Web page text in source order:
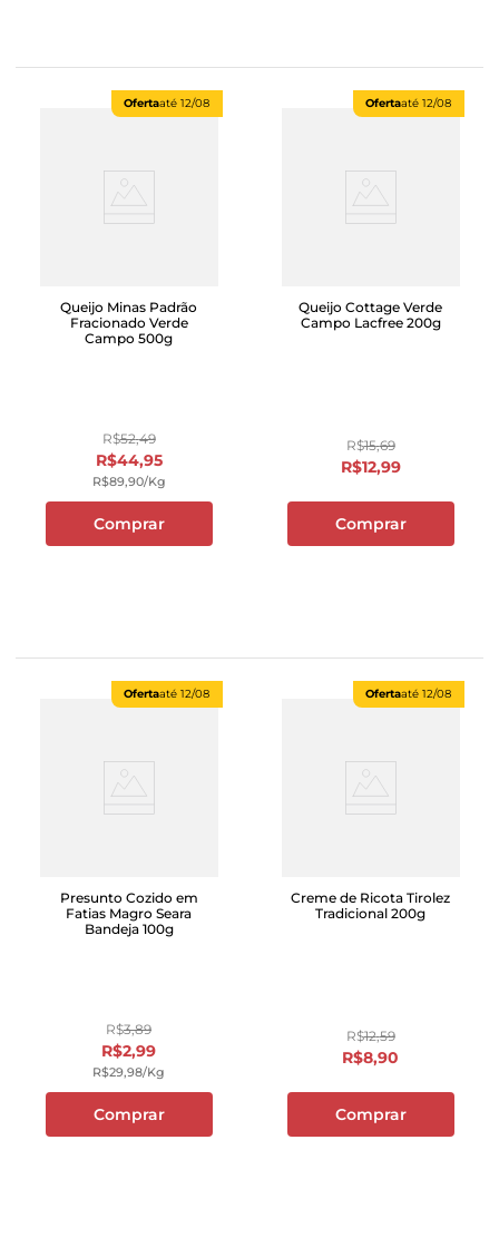
Ofertaaté 12/08
Queijo Minas Padrão
Fracionado Verde
Campo 500g
R$52,49
R$44,95
R$89,90/kg
Comprar
Ofertaaté 12/08
Queijo Cottage Verde
Campo Lacfree 200g
R$15,69
R$12,99
Comprar
Ofertaaté 12/08
Presunto Cozido em
Fatias Magro Seara
Bandeja 100g
R$3,89
R$2,99
R$29,98/kg
Comprar
Ofertaaté 12/08
Creme de Ricota Tirolez
Tradicional 200g
R$12,59
R$8,90
Comprar